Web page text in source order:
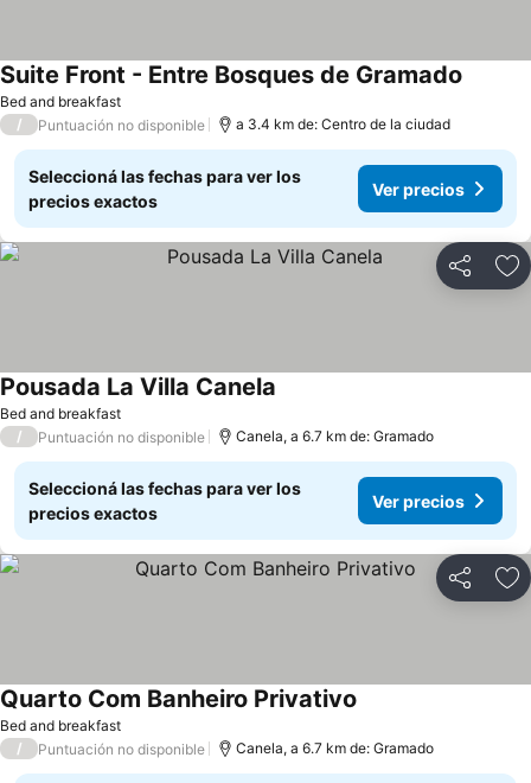
Bed and breakfast
Suite Front - Entre Bosques de Gramado
/ Puntuación no disponible a 3.4 km de: Centro de la ciudad
Seleccioná las fechas para ver los
precios exactos
Ver precios
Compartir
Bed and breakfast
Pousada La Villa Canela
/ Puntuación no disponible Canela, a 6.7 km de: Gramado
Seleccioná las fechas para ver los
precios exactos
Ver precios
Compartir
Bed and breakfast
Quarto Com Banheiro Privativo
/ Puntuación no disponible Canela, a 6.7 km de: Gramado